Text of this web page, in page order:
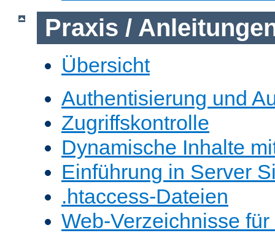
Praxis /
Übersicht
Authentisierung und
Zugriffskontrolle
Dynamische Inhalte
Einführung in Server
.htaccess-Dateien
Web-Verzeichnisse